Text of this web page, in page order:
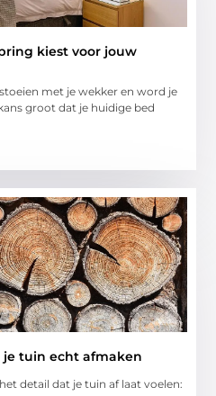
kiest voor jouw
met je wekker en word je
groot dat je huidige bed
tuin echt afmaken
detail dat je tuin af laat voelen: